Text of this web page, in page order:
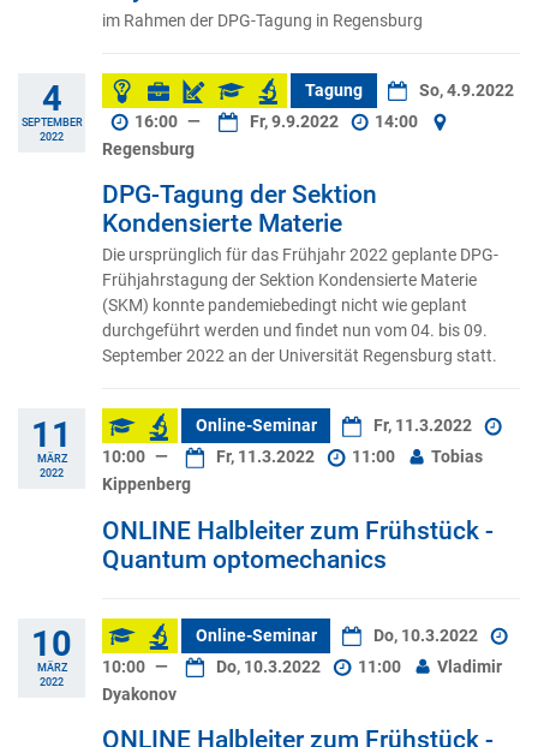
im Rahmen der DPG-Tagung in Regensburg
4
SEPTEMBER
2022
Tagung
So, 4.9.2022
16:00 — Fr, 9.9.2022
14:00
Regensburg
DPG-Tagung der Sektion
Kondensierte Materie
Die ursprünglich für das Frühjahr 2022 geplante DPG-
Frühjahrstagung der Sektion Kondensierte Materie
(SKM) konnte pandemiebedingt nicht wie geplant
durchgeführt werden und findet nun vom 04. bis 09.
September 2022 an der Universität Regensburg statt.
11
MÄRZ
2022
Online-Seminar
Fr, 11.3.2022
10:00 — Fr, 11.3.2022 11:00
Tobias
Kippenberg
ONLINE Halbleiter zum Frühstück -
Quantum optomechanics
10
MÄRZ
2022
Online-Seminar
Do, 10.3.2022
10:00 — Do, 10.3.2022 11:00
Vladimir
Dyakonov
ONLINE Halbleiter zum Frühstück -